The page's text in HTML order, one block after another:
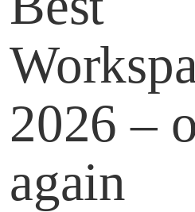
2026 –
again